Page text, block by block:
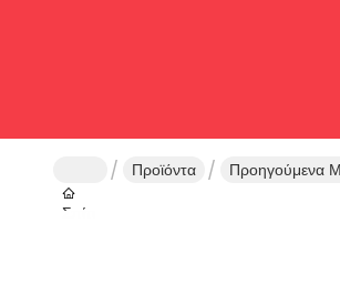
Σπίτι
Προϊόντα Προηγούμενα